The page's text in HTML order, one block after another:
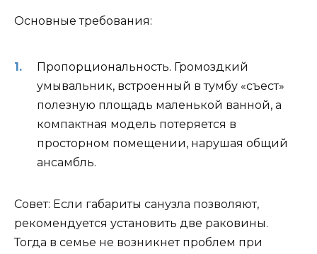
Основные требования:
Пропорциональность. Громоздкий
умывальник, встроенный в тумбу «съест»
полезную площадь маленькой ванной, а
компактная модель потеряется в
просторном помещении, нарушая общий
ансамбль.
Совет: Если габариты санузла позволяют,
рекомендуется установить две раковины.
Тогда в семье не возникнет проблем при